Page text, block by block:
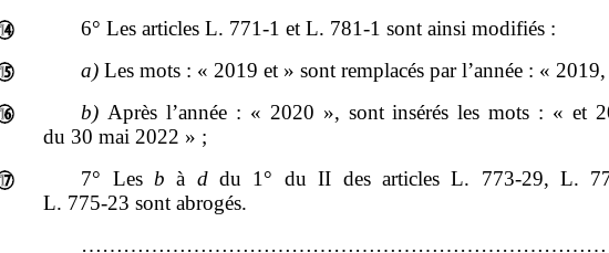
6° Les articles L. 771‑1 et L. 781‑1 sont ainsi modifiés :
a) Les mots : « 2019 et » sont remplacés par l’année : «
b) Après l’année : « 2020 », sont insérés les mots : « et
du 30 mai 2022 » ;
7° Lesb à ddu 1° du II des articles L. 773‑29, L.
L. 775‑23 sont abrogés.